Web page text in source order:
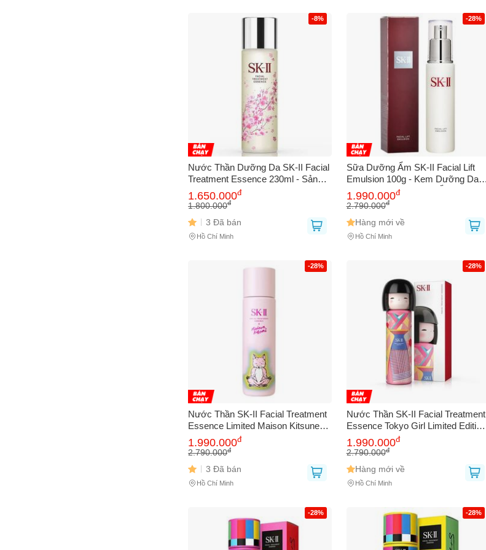
-8%
Nước Thần Dưỡng Da SK-II Facial
Treatment Essence 230ml - Sản
phẩm chăm sóc da mặt nổi tiếng,
cung cấp độ ẩm và làm sáng da
1.650.000đ
1.800.000đ
3 Đã bán
Hồ Chí Minh
-28%
Sữa Dưỡng Ẩm SK-II Facial Lift
Emulsion 100g - Kem Dưỡng Da
Chất Lượng Cao, Cấp Ẩm và Tái
Tạo Da Mềm Mại, Mới Mẻ
1.990.000đ
2.790.000đ
Hàng mới về
Hồ Chí Minh
-28%
Nước Thần SK-II Facial Treatment
Essence Limited Maison Kitsune
230ml - Dưỡng Da Chuyên Sâu,
Cấp Ẩm Tối Ưu Cho Làn Da Rạng
1.990.000đ
2.790.000đ
3 Đã bán
Hồ Chí Minh
-28%
Nước Thần SK-II Facial Treatment
Essence Tokyo Girl Limited Edition
(Pink Kimono) 230ml - Lotion Chăm
Sóc Da Cao Cấp Chính Hãng
1.990.000đ
2.790.000đ
Hàng mới về
Hồ Chí Minh
-28% -28%